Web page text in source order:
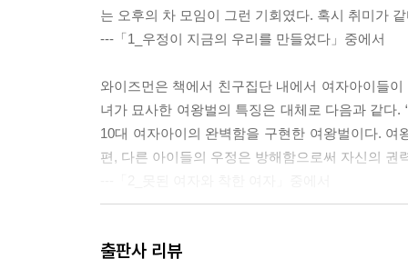
는 오후의 차 모임이 그런 기회였다. 혹시 취미가
---「1_우정이 지금의 우리를 만들었다」중에서
와이즈먼은 책에서 친구집단 내에서 여자아이들이
녀가 묘사한 여왕벌의 특징은 대체로 다음과 같다
10대 여자아이의 완벽함을 구현한 여왕벌이다.
편, 다른 아이들의 우정은 방해함으로써 자신의 권
는 시간을 같이 보내는 게 아까웠다. 내가 남자들
출판사 리뷰